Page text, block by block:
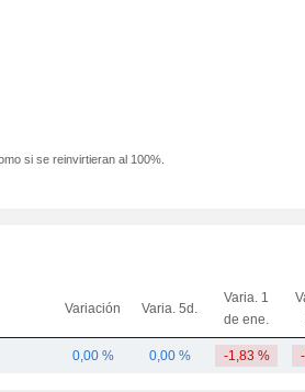
si se reinvirtieran al 100%.
Variación Varia. 5d.
Varia. 1
de ene.
0,00 % 0,00 % -1,83 %